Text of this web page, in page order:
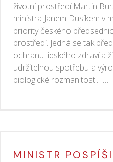
životní prostředí Martin
ministra Janem Dusíkem v
priority českého
prostředí. Jedná se tak
ochranu lidského zdraví a
udržitelnou spotřebu a
biologické rozmanitosti. […]
MINISTR